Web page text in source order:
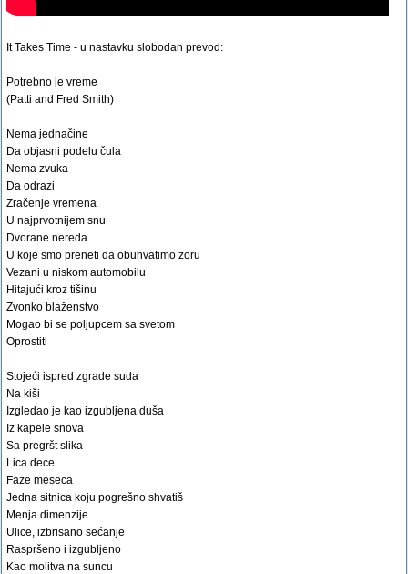
It Takes Time - u nastavku slobodan prevod:
Potrebno je vreme
(Patti and Fred Smith)
Nema jednačine
Da objasni podelu čula
Nema zvuka
Da odrazi
Zračenje vremena
U najprvotnijem snu
Dvorane nereda
U koje smo preneti da obuhvatimo zoru
Vezani u niskom automobilu
Hitajući kroz tišinu
Zvonko blaženstvo
Mogao bi se poljupcem sa svetom
Oprostiti
Stojeći ispred zgrade suda
Na kiši
Izgledao je kao izgubljena duša
Iz kapele snova
Sa pregršt slika
Lica dece
Faze meseca
Jedna sitnica koju pogrešno shvatiš
Menja dimenzije
Ulice, izbrisano sećanje
Raspršeno i izgubljeno
Kao molitva na suncu